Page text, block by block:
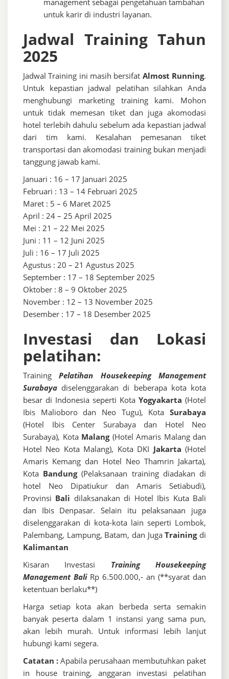
untuk karir di industri layanan.
Jadwal Training Tahun
2025
Jadwal Training ini masih bersifat Almost Running.
Untuk kepastian jadwal pelatihan silahkan Anda
menghubungi marketing training kami. Mohon
untuk tidak memesan tiket dan juga akomodasi
hotel terlebih dahulu sebelum ada kepastian jadwal
dari tim kami. Kesalahan pemesanan tiket
transportasi dan akomodasi training bukan menjadi
tanggung jawab kami.
Januari : 16 – 17 Januari 2025
Februari : 13 – 14 Februari 2025
Maret : 5 – 6 Maret 2025
April : 24 – 25 April 2025
Mei : 21 – 22 Mei 2025
Juni : 11 – 12 Juni 2025
Juli : 16 – 17 Juli 2025
Agustus : 20 – 21 Agustus 2025
September : 17 – 18 September 2025
Oktober : 8 – 9 Oktober 2025
November : 12 – 13 November 2025
Desember : 17 – 18 Desember 2025
Investasi dan Lokasi
pelatihan:
TrainingPelatihan Housekeeping Management
Surabaya diselenggarakan di beberapa kota kota
besar di Indonesia seperti Kota Yogyakarta (Hotel
Ibis Malioboro dan Neo Tugu), Kota Surabaya
(Hotel Ibis Center Surabaya dan Hotel Neo
Surabaya), Kota Malang(Hotel Amaris Malang dan
Hotel Neo Kota Malang), Kota DKI Jakarta (Hotel
Amaris Kemang dan Hotel Neo Thamrin Jakarta),
Kota Bandung(Pelaksanaan training diadakan di
hotel Neo Dipatiukur dan Amaris Setiabudi),
Provinsi Bali dilaksanakan di Hotel Ibis Kuta Bali
dan Ibis Denpasar. Selain itu pelaksanaan juga
diselenggarakan di kota-kota lain seperti Lombok,
Palembang, Lampung, Batam, dan JugaTrainingdi
Kalimantan
Kisaran Investasi Training Housekeeping
Management Bali Rp 6.500.000,- an (**syarat dan
ketentuan berlaku**)
Harga setiap kota akan berbeda serta semakin
banyak peserta dalam 1 instansi yang sama pun,
akan lebih murah. Untuk informasi lebih lanjut
hubungi kami segera.
Catatan : Apabila perusahaan membutuhkan paket
in house training, anggaran investasi pelatihan